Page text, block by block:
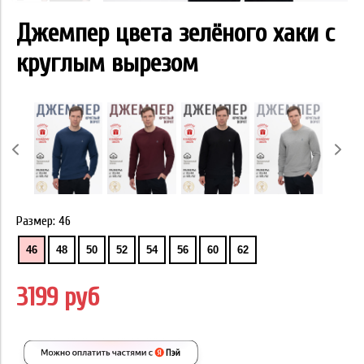
Джемпер цвета зелёного хаки с
круглым вырезом
Размер: 46
46 48 50 52 54 56 60 62
3199 руб